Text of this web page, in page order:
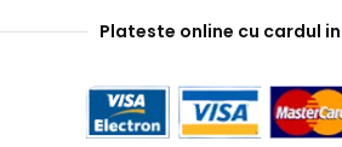
Plateste online cu cardul